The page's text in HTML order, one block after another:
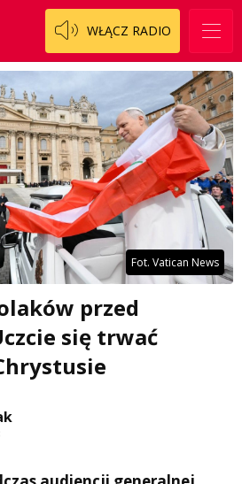
WŁĄCZ RADIO
Fot. Vatican News
przed
się trwać